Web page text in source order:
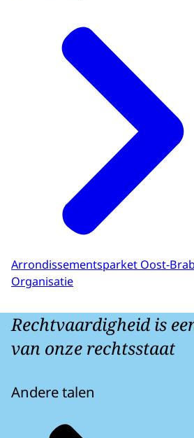
Arrondissementsparket Oost-
Organisatie
Rechtvaardigheid is
van onze rechtsstaat
Andere talen